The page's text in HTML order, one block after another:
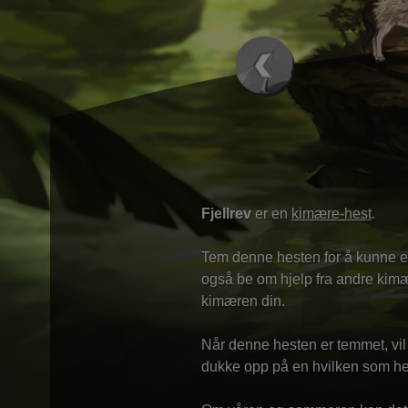
Fjellrev er en kimære-hest.
Tem denne hesten for å kunne
også be om hjelp fra andre
kimæren din.
Når denne hesten er temmet,
dukke opp på en hvilken som